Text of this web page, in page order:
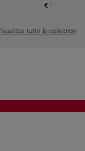
€ 18,50
tutte le collection